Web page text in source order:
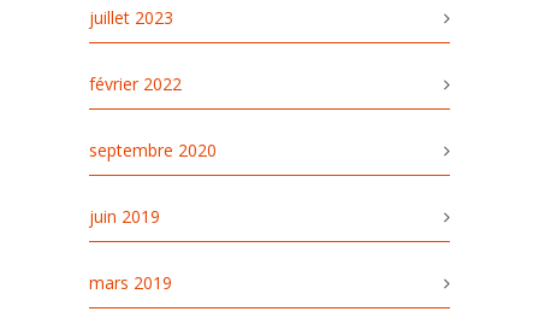
juillet 2023
février 2022
septembre 2020
juin 2019
mars 2019